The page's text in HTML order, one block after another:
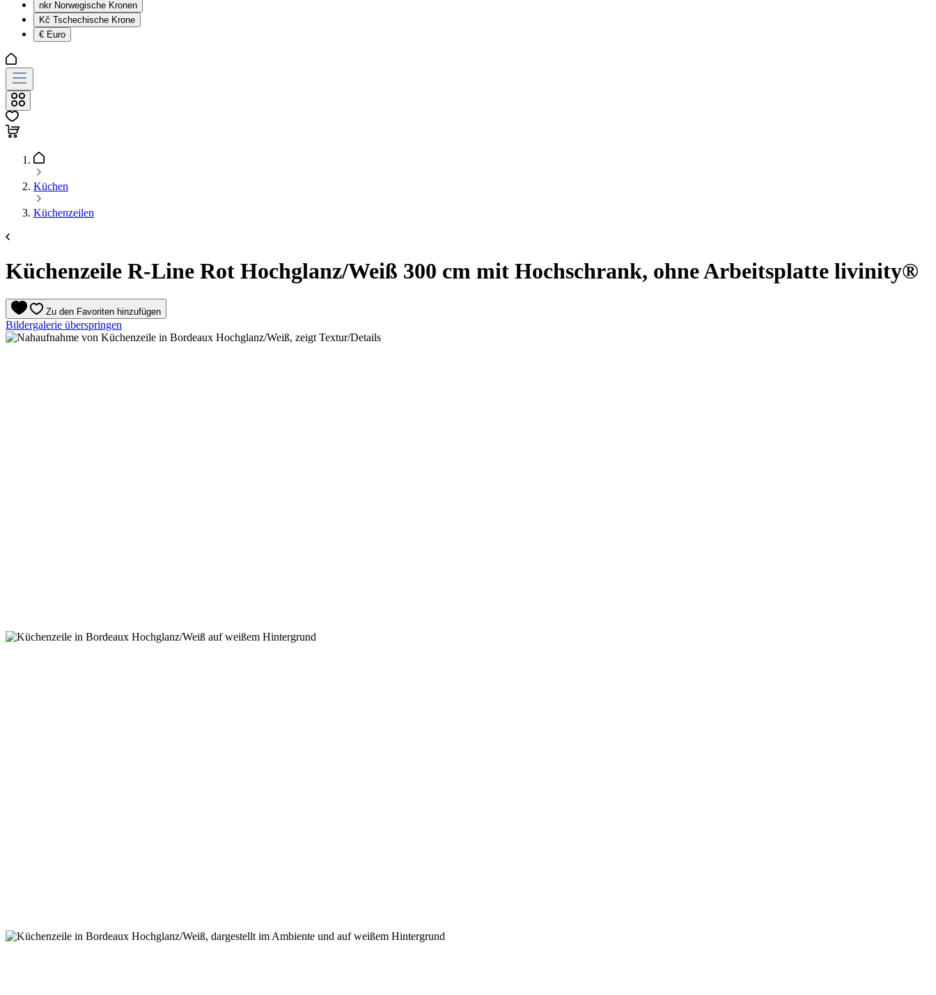
nkr Norwegische Kronen
Kč Tschechische Krone
€ Euro
Küchen
Küchenzeilen
Küchenzeile R-Line Rot Hochglanz/Weiß 300 cm mit Hochschrank, ohne Arbeitsplatte livinity®
Zu den Favoriten hinzufügen
Bildergalerie überspringen